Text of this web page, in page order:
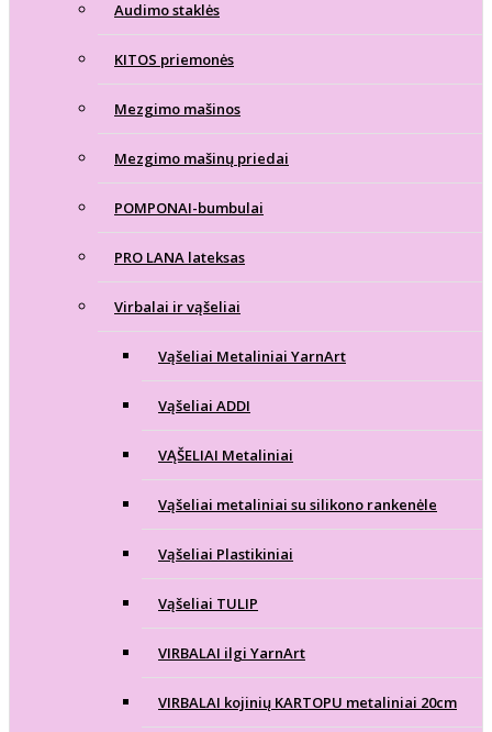
Audimo staklės
KITOS priemonės
Mezgimo mašinos
Mezgimo mašinų priedai
POMPONAI-bumbulai
PRO LANA lateksas
Virbalai ir vąšeliai
Vąšeliai Metaliniai YarnArt
Vąšeliai ADDI
VĄŠELIAI Metaliniai
Vąšeliai metaliniai su silikono rankenėle
Vąšeliai Plastikiniai
Vąšeliai TULIP
VIRBALAI ilgi YarnArt
VIRBALAI kojinių KARTOPU metaliniai 20cm